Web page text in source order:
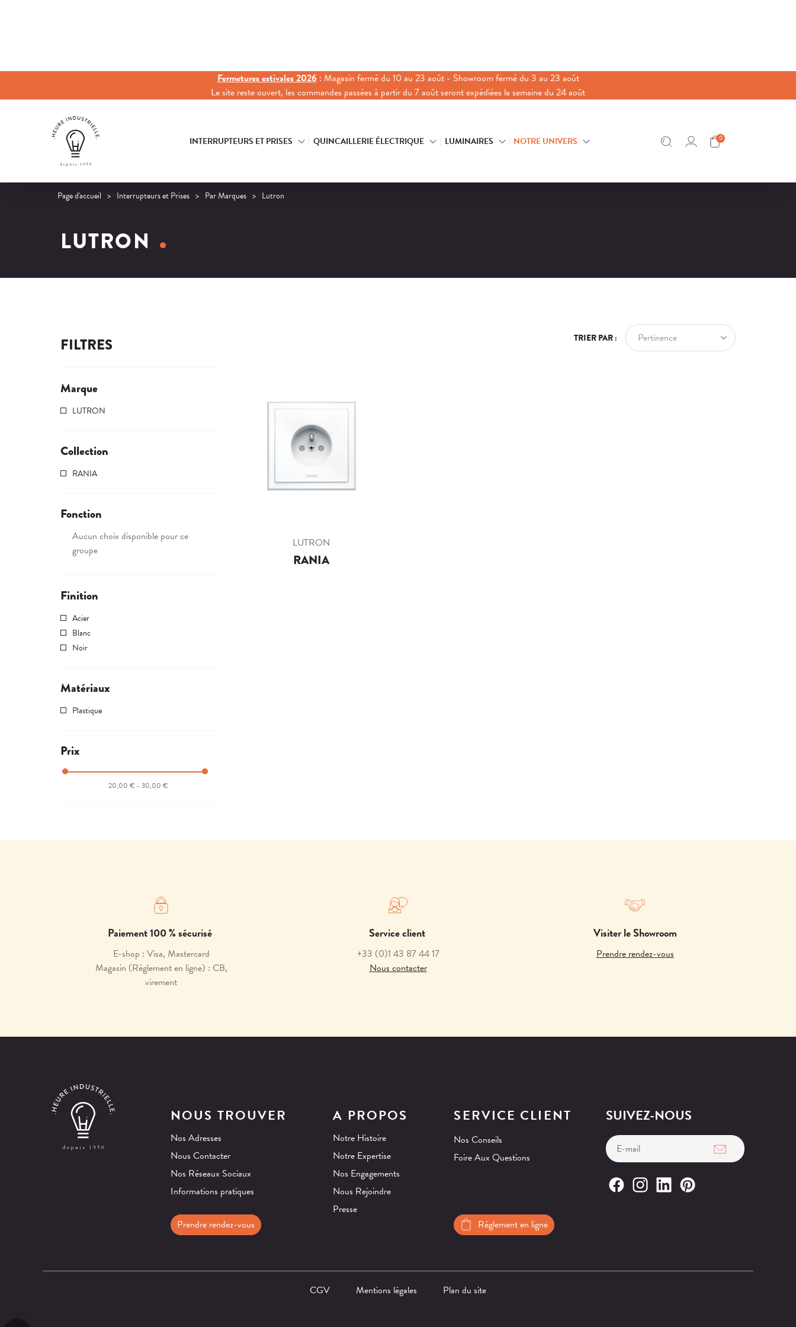
Fermetures estivales 2026: Magasin fermé du 10 au 23 août - Showroom fermé du 3 au 23 août
Le site reste ouvert, les commandes passées à partir du 7 août seront expédiées la semaine du 24 août
INTERRUPTEURS ET PRISES QUINCAILLERIE ÉLECTRIQUE LUMINAIRES NOTRE UNIVERS 0
Page d'accueil Interrupteurs et Prises Par Marques Lutron
LUTRON
FILTRES
Marque
LUTRON
Collection
RANIA
Fonction
Aucun choix disponible pour ce
groupe
Finition
Acier
Blanc
Noir
Matériaux
Plastique
Prix
20,00 € - 30,00 €
TRIER PAR : Pertinence
LUTRON
RANIA
Paiement 100 % sécurisé
E-shop : Visa, Mastercard
Magasin (Règlement en ligne) : CB,
virement
Service client
+33 (0)1 43 87 44 17
Nous contacter
Visiter le Showroom
Prendre rendez-vous
NOUS TROUVER
Nos Adresses
Nous Contacter
Nos Réseaux Sociaux
Informations pratiques
Prendre rendez-vous
A PROPOS
Notre Histoire
Notre Expertise
Nos Engagements
Nous Rejoindre
Presse
SERVICE CLIENT
Nos Conseils
Foire Aux Questions
Règlement en ligne
SUIVEZ-NOUS
CGV Mentions légales Plan du site